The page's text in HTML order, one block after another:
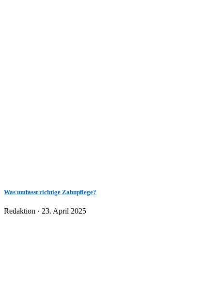
Was umfasst richtige Zahnpflege?
Redaktion · Veröffentlicht
23. April 2025